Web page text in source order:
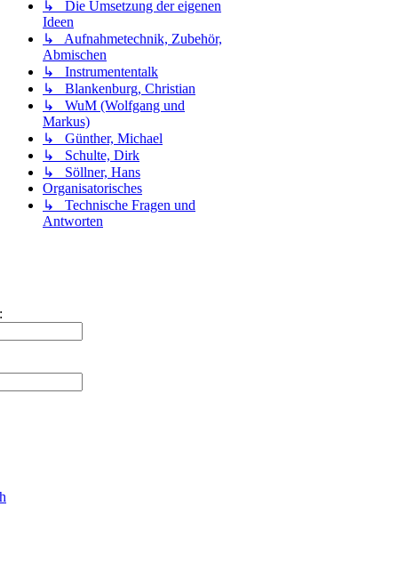
↳ Die Umsetzung der eigenen
Ideen
↳ Aufnahmetechnik, Zubehör,
Abmischen
↳ Instrumententalk
↳ Blankenburg, Christian
↳ WuM (Wolfgang und
Markus)
↳ Günther, Michael
↳ Schulte, Dirk
↳ Söllner, Hans
Organisatorisches
↳ Technische Fragen und
Antworten